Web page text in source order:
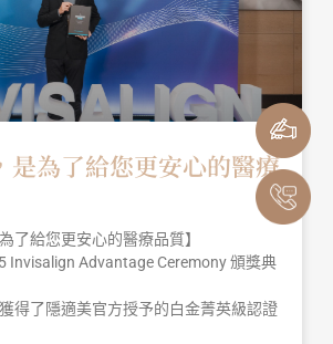
是為了給您更安心的醫療
了給您更安心的醫療品質】
Invisalign Advantage Ceremony 頒獎典
得了隱適美官方授予的白金菁英級認證